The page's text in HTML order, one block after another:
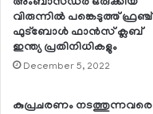
അംബാസഡര്‍ ഒരുക്കിയ
വിരുന്നില്‍ പങ്കെടുത്ത് ഫ്രഞ്ച്
ഫുട്‌ബോള്‍ ഫാന്‍സ് ക്ലബ്
ഇന്ത്യ പ്രതിനിധികളും
December 5, 2022
കുപ്രചരണം നടത്തുന്നവരെ